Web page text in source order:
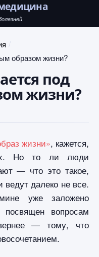
образом жизни?
под
жизни?
жизни», кажется,
Но то ли люди
— что это такое,
ведут далеко не все.
уже заложено
вопросам
— тому, что